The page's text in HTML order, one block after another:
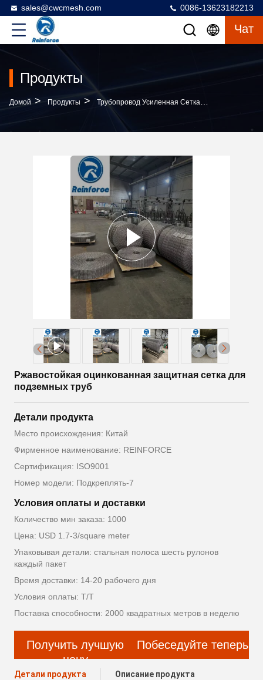
sales@cwcmesh.com 0086-13623182213
Чат
Продукты
Домой > Продукты > Трубопровод Усиленная Сетка >
Ржавостойкая оцинкованная защитная сетка для
подземных труб
Детали продукта
Место происхождения: Китай
Фирменное наименование: REINFORCE
Сертификация: ISO9001
Номер модели: Подкреплять-7
Условия оплаты и доставки
Количество мин заказа: 1000
Цена: USD 1.7-3/square meter
Упаковывая детали: стальная полоса шесть рулонов
каждый пакет
Время доставки: 14-20 рабочего дня
Условия оплаты: Т/Т
Поставка способности: 2000 квадратных метров в неделю
Получить лучшую
цену
Побеседуйте теперь
Детали продукта Описание продукта